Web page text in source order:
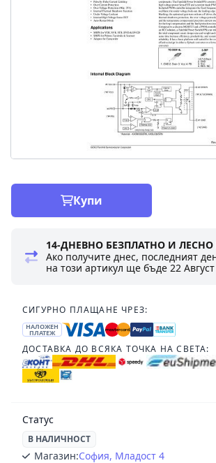
Купи
14-ДНЕВНО БЕЗПЛАТНО И
Ако получите днес, последният
на този артикул ще бъде22 Август
СИГУРНО ПЛАЩАНЕ ЧРЕЗ:
НАЛОЖЕН
ПЛАТЕЖ
ДОСТАВКА ДО ВСЯКА ТОЧКА НА СВЕТА:
Статус
В НАЛИЧНОСТ
Магазин:София, Младост 4